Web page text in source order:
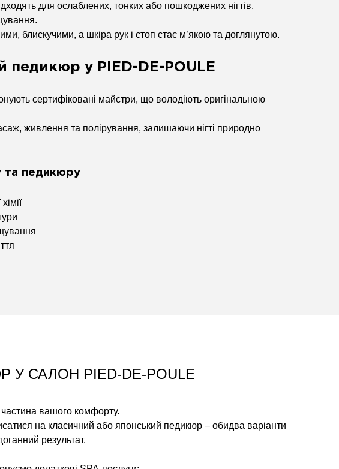
для ослаблених, тонких або пошкоджених нігтів,
блискучими, а шкіра рук і стоп стає м’якою та доглянутою.
педикюр у PIED-DE-POULE
сертифіковані майстри, що володіють оригінальною
живлення та полірування, залишаючи нігті природно
та педикюру
САЛОН PIED-DE-POULE
частина вашого комфорту.
на класичний або японський педикюр – обидва варіанти
результат.